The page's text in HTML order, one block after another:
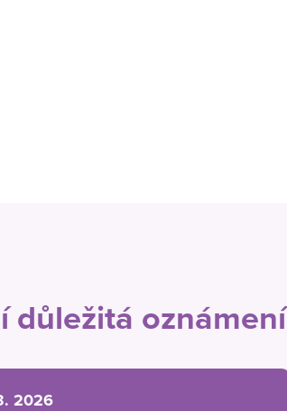
důležitá oznámení
2026